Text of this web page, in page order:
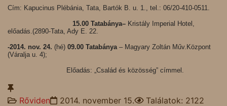
Cím: Kapucinus Plébánia, Tata, Bartók B. u. 1., tel.: 06/20-410-0511.
15.00 Tatabánya– Kristály Imperial Hotel,
előadás.(2890-Tata, Ady E. 22.
-2014. nov. 24. (hé) 09.00 Tatabánya – Magyary Zoltán Műv.Központ
(Váralja u. 4);
Előadás: „Család és közösség” címmel.
Rőviden 2014. november 15. Találatok: 2122